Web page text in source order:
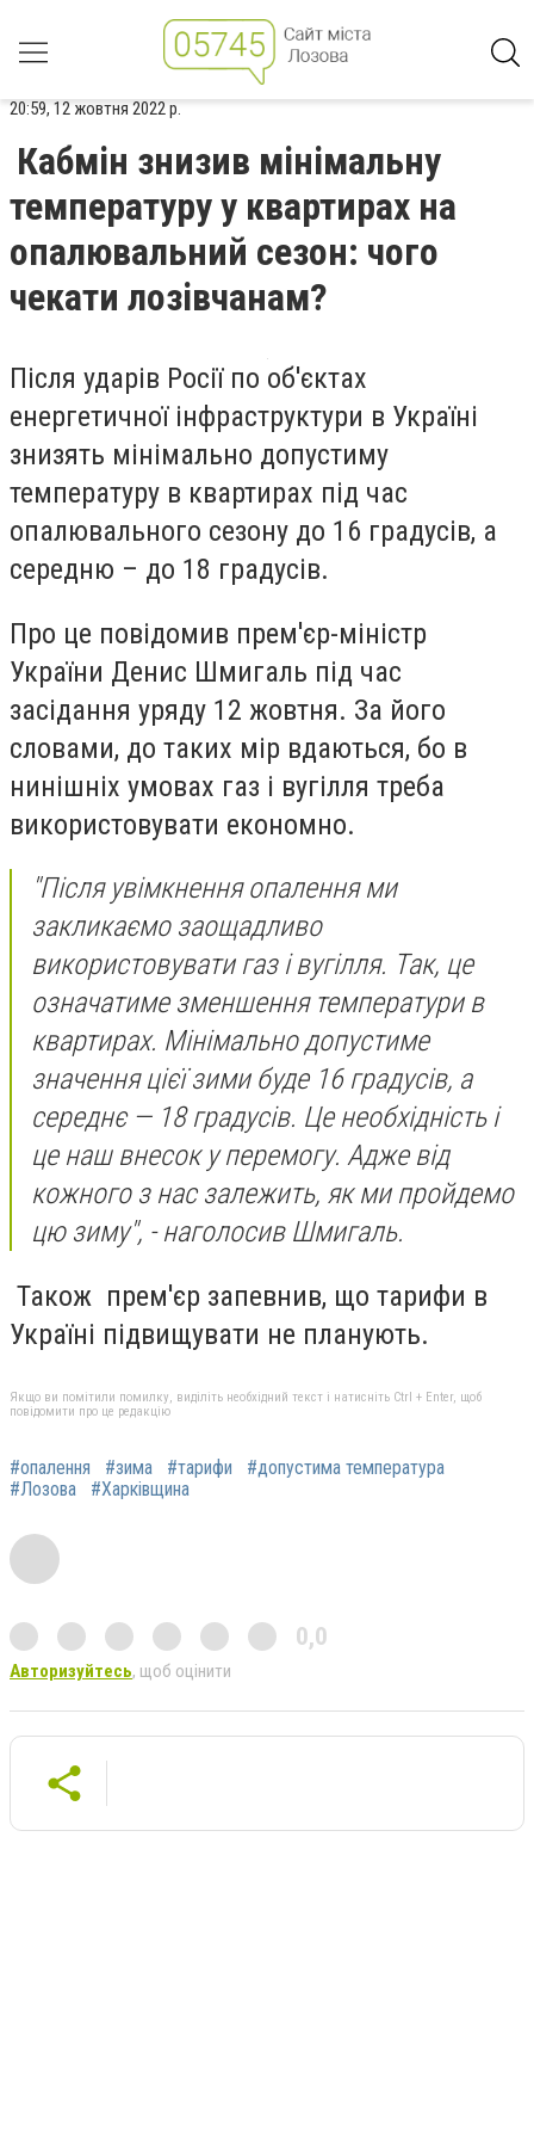
20:59, 12 жовтня 2022 р.
Кабмін знизив мінімальну
температуру у квартирах на
опалювальний сезон: чого
чекати лозівчанам?
Після ударів Росіїпо об'єктах
енергетичної інфраструктури в Україні
знизять мінімально допустиму
температуру в квартирах під час
опалювального сезону до 16 градусів, а
середню – до 18 градусів.
Про це повідомив прем'єр-міністр
України Денис Шмигаль під час
засідання уряду 12 жовтня. За його
словами, до таких мір вдаються, бо в
нинішніх умовах газ і вугілля треба
використовувати економно.
"Після увімкнення опалення ми
закликаємо заощадливо
використовувати газ і вугілля. Так, це
означатиме зменшення температури в
квартирах. Мінімально допустиме
значення цієї зими буде 16 градусів, а
середнє — 18 градусів. Це необхідність і
це наш внесок у перемогу. Адже від
кожного з нас залежить, як ми пройдемо
цю зиму", - наголосив Шмигаль.
Також прем'єр запевнив, що тарифи в
Україні підвищувати не планують.
Якщо ви помітили помилку, виділіть необхідний текст і натисніть Ctrl + Enter, щоб
повідомити про це редакцію
#опалення #зима #тарифи
#допустима температура
#Лозова
#Харківщина
0,0
Авторизуйтесь, щоб оцінити